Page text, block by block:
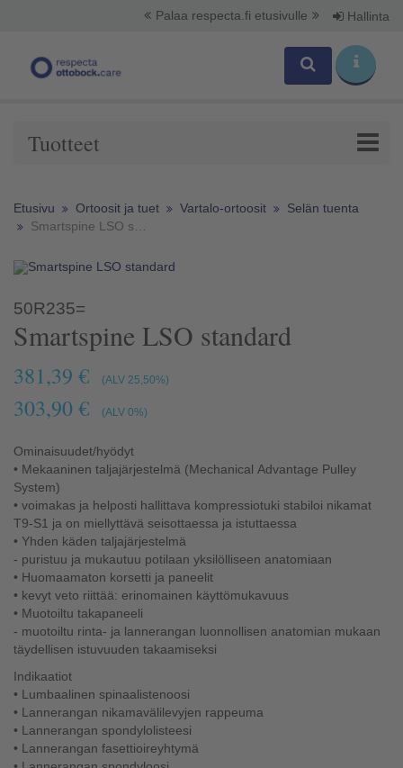
Palaa respecta.fi etusivulle Hallinta
Tuotteet
Etusivu Ortoosit ja tuet Vartalo-ortoosit
Selän tuenta
Smartspine LSO standard
50R235=
Smartspine LSO standard
381,39 € (ALV 25,50%)
303,90 € (ALV 0%)
Ominaisuudet/hyödyt
• Mekaaninen taljajärjestelmä (Mechanical Advantage Pulley
System)
• voimakas ja helposti hallittava kompressiotuki stabiloi nikamat
T9-S1 ja on miellyttävä seisottaessa ja istuttaessa
• Yhden käden taljajärjestelmä
- puristuu ja mukautuu potilaan yksilölliseen anatomiaan
• Huomaamaton korsetti ja paneelit
• kevyt veto riittää: erinomainen käyttömukavuus
• Muotoiltu takapaneeli
- muotoiltu rinta- ja lannerangan luonnollisen anatomian mukaan
täydellisen istuvuuden takaamiseksi
Indikaatiot
• Lumbaalinen spinaalistenoosi
• Lannerangan nikamavälilevyjen rappeuma
• Lannerangan spondylolisteesi
• Lannerangan fasettioireyhtymä